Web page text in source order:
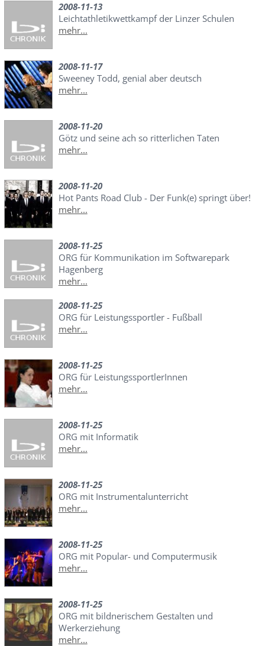
2008-11-13
Leichtathletikwettkampf der Linzer Schulen
mehr...
2008-11-17
Sweeney Todd, genial aber deutsch
mehr...
2008-11-20
Götz und seine ach so ritterlichen Taten
mehr...
2008-11-20
Hot Pants Road Club - Der Funk(e) springt über!
mehr...
2008-11-25
ORG für Kommunikation im Softwarepark
Hagenberg
mehr...
2008-11-25
ORG für Leistungssportler - Fußball
mehr...
2008-11-25
ORG für LeistungssportlerInnen
mehr...
2008-11-25
ORG mit Informatik
mehr...
2008-11-25
ORG mit Instrumentalunterricht
mehr...
2008-11-25
ORG mit Popular- und Computermusik
mehr...
2008-11-25
ORG mit bildnerischem Gestalten und
Werkerziehung
mehr...